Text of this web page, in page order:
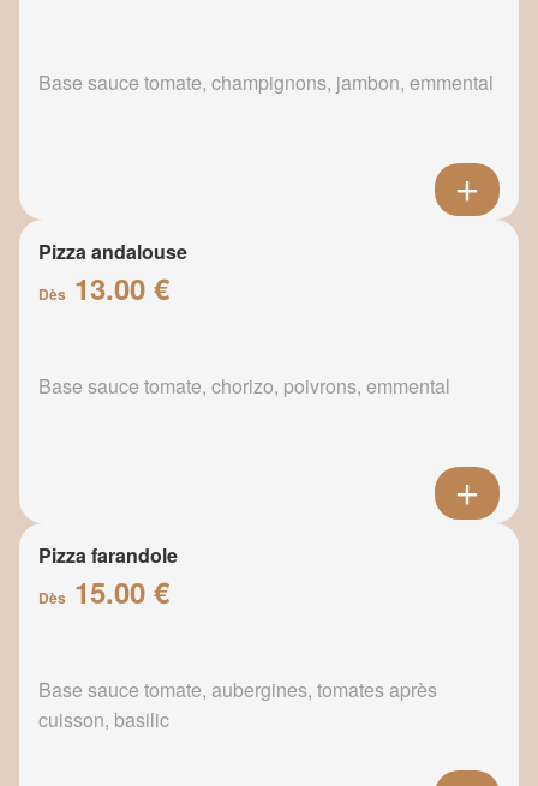
Base sauce tomate, champignons, jambon, emmental
Pizza andalouse
Dès 13.00 €
Base sauce tomate, chorizo, poivrons, emmental
Pizza farandole
Dès 15.00 €
Base sauce tomate, aubergines, tomates après
cuisson, basilic